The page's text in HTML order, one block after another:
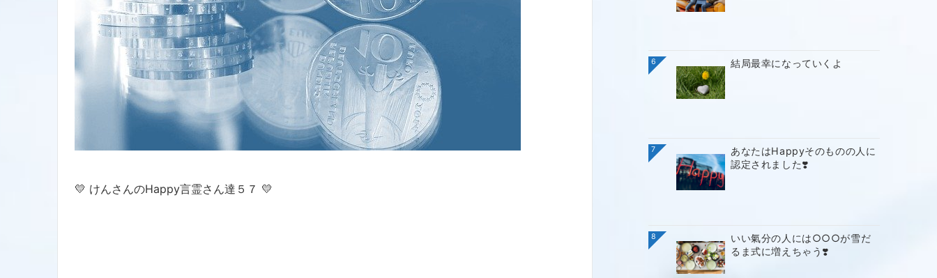
💛 けんさんのHappy言霊さん達５７ 💛
6 結局最幸になっていくよ
7
あなたはHappyそのものの人に
認定されました❣️
8
いい氣分の人には○○○が雪だ
るま式に増えちゃう❣️